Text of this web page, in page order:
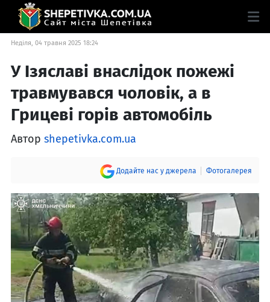
Неділя, 04 травня 2025 18:24
У Ізяславі внаслідок пожежі
травмувався чоловік, а в
Грицеві горів автомобіль
Автор shepetivka.com.ua
Додайте нас у джерела Фотогалерея